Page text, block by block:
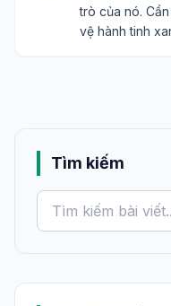
trò của nó.
vệ hành tinh
Tìm kiếm